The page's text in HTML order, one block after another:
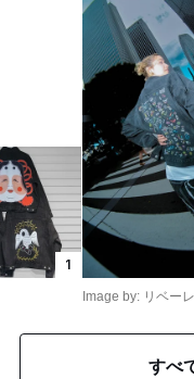
1
Image by: リベーレ
すべ